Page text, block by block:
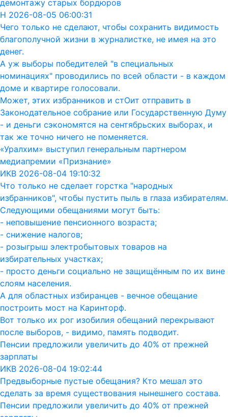
демонтажу старых бордюров
Н 2026-08-05 06:00:31
Чего только не сделают, чтобы сохранить видимость
благополучной жизни в журналистке, не имея на это
денег.
А уж выборы победителей "в специальных
номинациях" проводились по всей области - в каждом
доме и квартире голосовали.
Может, этих избранников и стОит отправить в
Законодательное собрание или Государственную Думу
- и деньги сэкономятся на сентябрьских выборах, и
так же точно ничего не поменяется.
«Уралхим» выступил генеральным партнером
медиапремии «Признание»
ИКВ 2026-08-04 19:10:32
Что только не сделает горстка "народных
избранников", чтобы пустить пыль в глаза избирателям.
Следующими обещаниями могут быть:
- неповышение пенсионного возраста;
- снижение налогов;
- розыгрыш электробытовых товаров на
избирательных участках;
- просто деньги социально не защищённым по их вине
слоям населения.
А для областных избиранцев - вечное обещание
построить мост на Каринторф.
Вот только их рог изобилия обещаний перекрывают
после выборов, - видимо, память подводит.
Пенсии предложили увеличить до 40% от прежней
зарплаты
ИКВ 2026-08-04 19:02:44
Предвыборные пустые обещания? Кто мешал это
сделать за время существования нынешнего состава.
Пенсии предложили увеличить до 40% от прежней